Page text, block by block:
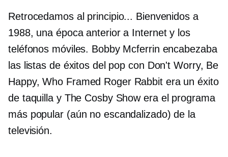
Retrocedamos al principio... Bienvenidos a
1988, una época anterior a Internet y los
teléfonos móviles. Bobby Mcferrin encabezaba
las listas de éxitos del pop con Don't Worry, Be
Happy, Who Framed Roger Rabbit era un éxito
de taquilla y The Cosby Show era el programa
más popular (aún no escandalizado) de la
televisión.